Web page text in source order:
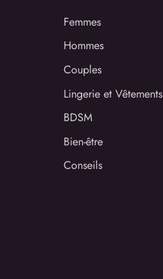
Femmes
Hommes
Couples
Lingerie et Vêtements
BDSM
Bien-être
Conseils